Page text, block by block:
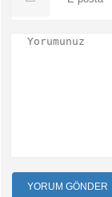
YORUM GÖNDER